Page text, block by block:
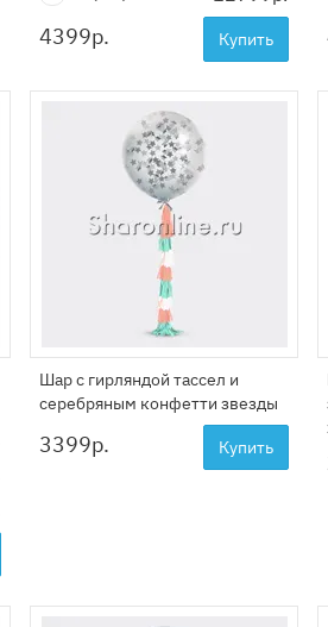
4399р. Купить
Шар с гирляндой тассел и
серебряным конфетти звезды
3399р. Купить